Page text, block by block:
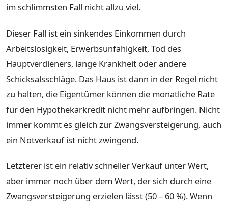
im schlimmsten Fall nicht allzu viel.
Dieser Fall ist ein sinkendes Einkommen durch
Arbeitslosigkeit, Erwerbsunfähigkeit, Tod des
Hauptverdieners, lange Krankheit oder andere
Schicksalsschläge. Das Haus ist dann in der Regel nicht
zu halten, die Eigentümer können die monatliche Rate
für den Hypothekarkredit nicht mehr aufbringen. Nicht
immer kommt es gleich zur Zwangsversteigerung, auch
ein Notverkauf ist nicht zwingend.
Letzterer ist ein relativ schneller Verkauf unter Wert,
aber immer noch über dem Wert, der sich durch eine
Zwangsversteigerung erzielen lässt (50 – 60 %). Wenn